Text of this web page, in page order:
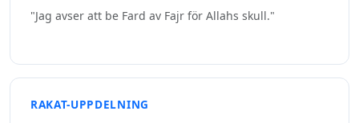
"Jag avser att be Fard av Fajr för Allahs skull."
RAKAT-UPPDELNING